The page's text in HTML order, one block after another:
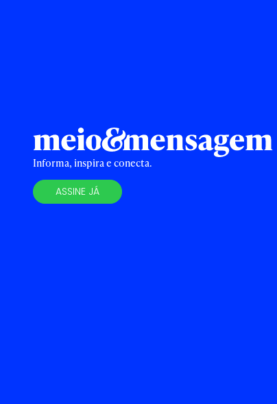
Informa, inspira e conecta.
ASSINE JÁ